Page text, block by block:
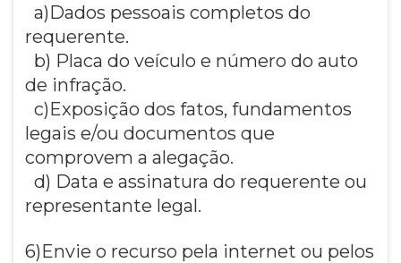
a)Dados pessoais completos do
requerente.
b) Placa do veículo e número do auto
de infração.
c)Exposição dos fatos, fundamentos
legais e/ou documentos que
comprovem a alegação.
d) Data e assinatura do requerente ou
representante legal.
6)Envie o recurso pela internet ou pelos